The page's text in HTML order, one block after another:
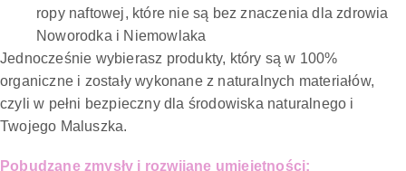
ropy naftowej, które nie są bez znaczenia dla zdrowia
Noworodka i Niemowlaka
Jednocześnie wybierasz produkty, który są w 100%
organiczne i zostały wykonane z naturalnych materiałów,
czyli w pełni bezpieczny dla środowiska naturalnego i
Twojego Maluszka.
Pobudzane zmysły i rozwijane umiejętności: